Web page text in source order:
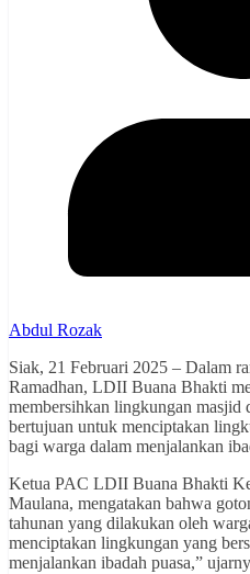
Abdul Rozak
Siak, 21 Februari 2025 – Dalam
Ramadhan, LDII Buana Bhakti
membersihkan lingkungan masjid
bertujuan untuk menciptakan
bagi warga dalam menjalankan
Ketua PAC LDII Buana Bhakti
Maulana, mengatakan bahwa
tahunan yang dilakukan oleh
menciptakan lingkungan yang
menjalankan ibadah puasa,”